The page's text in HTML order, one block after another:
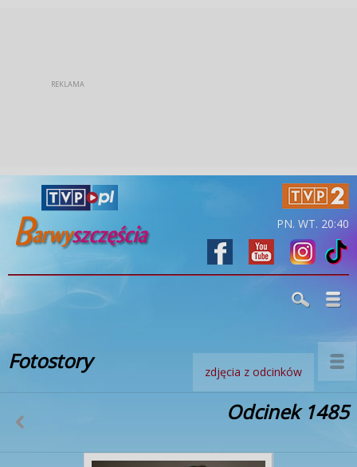
PN. WT. 20:40
Fotostory zdjęcia z odcinków
Odcinek 1485